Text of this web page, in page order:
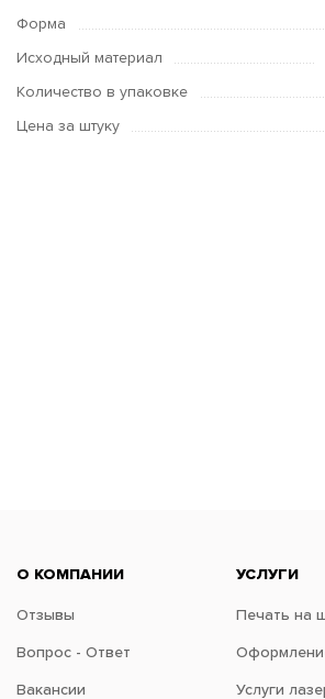
Форма
Исходный материал
Количество в упаковке
Цена за штуку
О КОМПАНИИ
Отзывы
Вопрос - Ответ
Вакансии
УСЛУГИ
Печать на
Услуги